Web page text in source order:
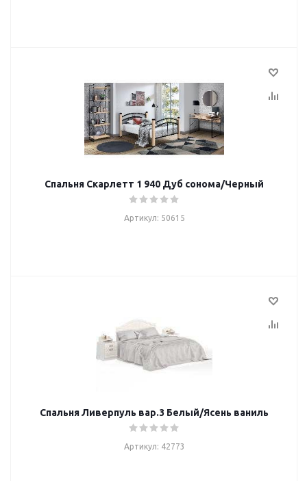
Спальня Скарлетт 1 940 Дуб сонома/Черный
Артикул: 50615
Спальня Ливерпуль вар.3 Белый/Ясень ваниль
Артикул: 42773